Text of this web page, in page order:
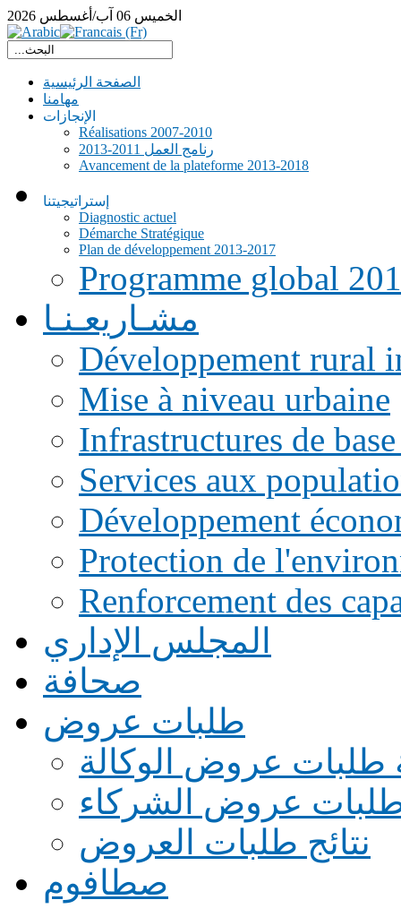
الخميس 06 آب/أغسطس 2026
الصفحة الرئيسية
مهامنا
الإنجازات
Réalisations 2007-2010
رنامج العمل 2011-2013
Avancement de la plateforme 2013-2018
إستراتيجيتنا
Diagnostic actuel
Démarche Stratégique
Plan de développement 2013-2017
Programme global
مشـاريعـنـا
Développement rural
Mise à niveau urbaine
Infrastructures de
Services aux
Développement
Protection de
Renforcement des
المجلس الإداري
صحافة
طلبات عروض
طلبات عروض الوكالة
طلبات عروض الشركاء
نتائج طلبات العروض
صطافوم